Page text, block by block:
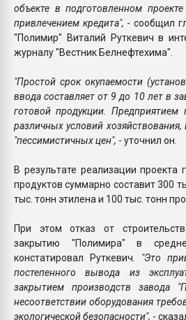
объекте в подготовленном
привлечением кредита", - сообщил
"Полимир" Виталий Руткевич в
журналу "Вестник Белнефтехима".
"Простой срок окупаемости
ввода составляет от 9 до 10 лет в
готовой продукции.
различных условий
"пессимистичных цен", - уточнил он.
В результате реализации
продуктов суммарно составит 300
тыс. тонн этилена и 100 тыс. тонн
При этом отказ от
закрытию "Полимира" в
констатировал Руткевич. "Это
постепенного вывода из
закрытием производств завода
несоответствии оборудования
экологической безопасности", -